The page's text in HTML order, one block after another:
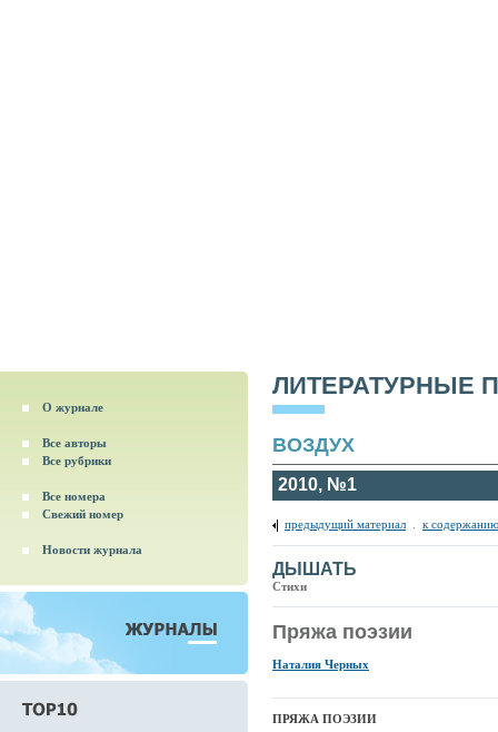
О журнале
Все авторы
Все рубрики
Все номера
Свежий номер
Новости журнала
ЛИТЕРАТУРНЫЕ
ВОЗДУХ
2010, №1
предыдущий материал к
ДЫШАТЬ
Стихи
Пряжа поэзии
Наталия Черных
ПРЯЖА ПОЭЗИИ